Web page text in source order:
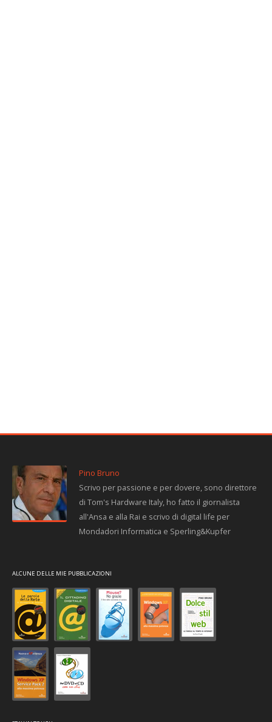
Pino Bruno
Scrivo per passione e per dovere, sono direttore
di Tom's Hardware Italy, ho fatto il giornalista
all'Ansa e alla Rai e scrivo di digital life per
Mondadori Informatica e Sperling&Kupfer
ALCUNE DELLE MIE PUBBLICAZIONI